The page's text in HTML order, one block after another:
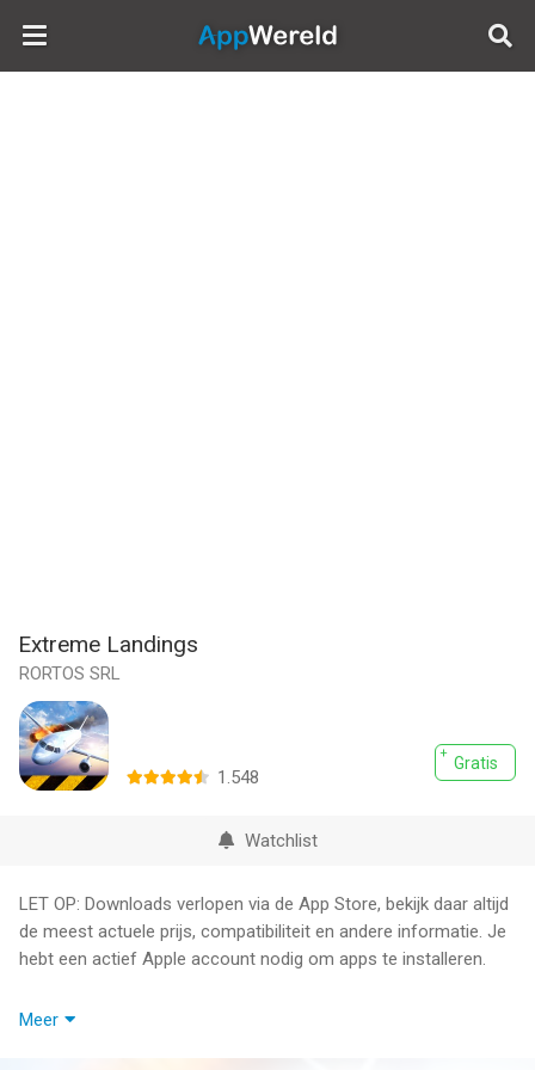
AppWereld
Extreme Landings
RORTOS SRL
Gratis
1.548
Watchlist
LET OP: Downloads verlopen via de App Store, bekijk daar altijd
de meest actuele prijs, compatibiliteit en andere informatie. Je
hebt een actief Apple account nodig om apps te installeren.
Take full control.
Meer